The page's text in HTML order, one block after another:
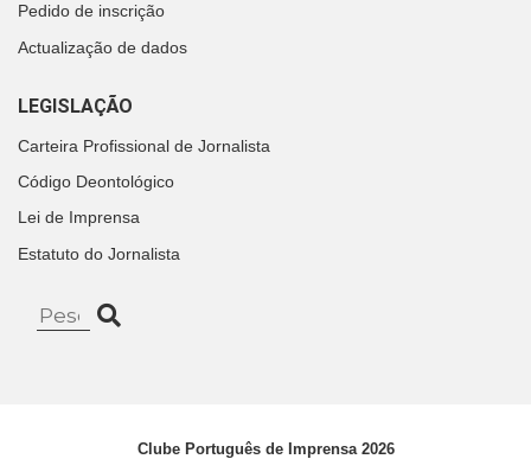
Pedido de inscrição
Actualização de dados
LEGISLAÇÃO
Carteira Profissional de Jornalista
Código Deontológico
Lei de Imprensa
Estatuto do Jornalista
Clube Português de Imprensa 2026